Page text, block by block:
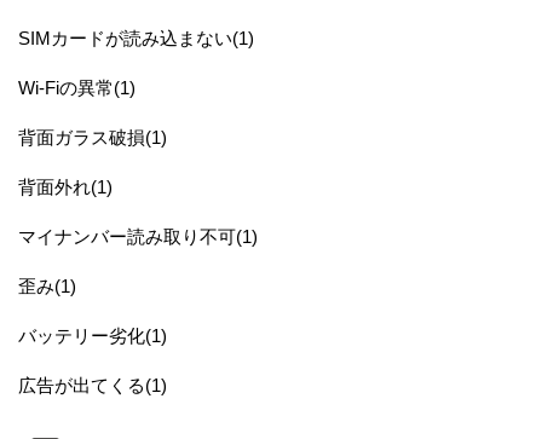
SIMカードが読み込まない(1)
Wi-Fiの異常(1)
背面ガラス破損(1)
背面外れ(1)
マイナンバー読み取り不可(1)
歪み(1)
バッテリー劣化(1)
広告が出てくる(1)